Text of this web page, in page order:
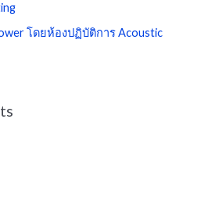
โดยห้องปฏิบัติการ Acoustic